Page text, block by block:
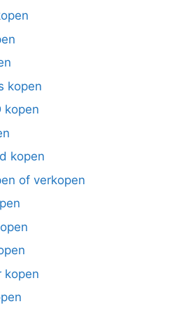
kopen
kopen
kopen
of verkopen
kopen